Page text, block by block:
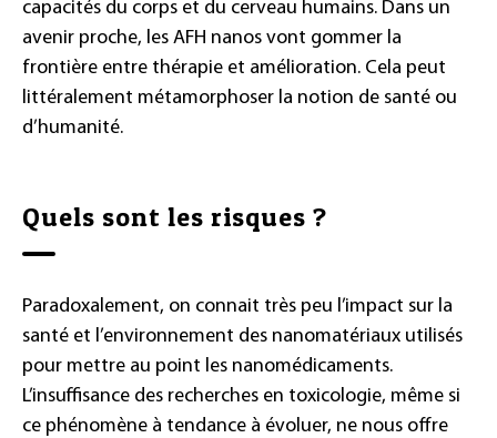
capacités du corps et du cerveau humains. Dans un
avenir proche, les AFH nanos vont gommer la
frontière entre thérapie et amélioration. Cela peut
littéralement métamorphoser la notion de santé ou
d’humanité.
Quels sont les risques ?
Paradoxalement, on connait très peu l’impact sur la
santé et l’environnement des nanomatériaux utilisés
pour mettre au point les nanomédicaments.
L’insuffisance des recherches en toxicologie, même si
ce phénomène à tendance à évoluer, ne nous offre